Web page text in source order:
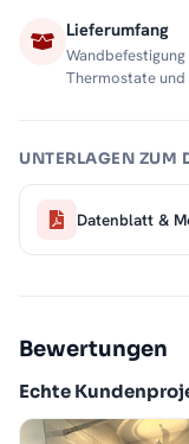
Lieferumfang
Thermostate und
UNTERLAGEN ZUM
Datenblatt &
Bewertungen
Echte